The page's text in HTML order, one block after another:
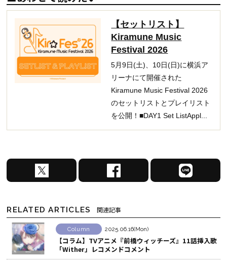
【セットリスト】
Kiramune Music
Festival 2026
5月9日(土)、10日(日)に横浜ア
リーナにて開催された
Kiramune Music Festival 2026
のセットリストとプレイリスト
を公開！■DAY1 Set ListAppl...
X
で
ア
す
る
F
a
b
o
o
k
L
I
ェ
RELATED ARTICLES 関連記事
Column 2025.06.16(Mon)
【コラム】TVアニメ『前橋ウィッチーズ』11話挿入歌
「Wither」レコメンドコメント